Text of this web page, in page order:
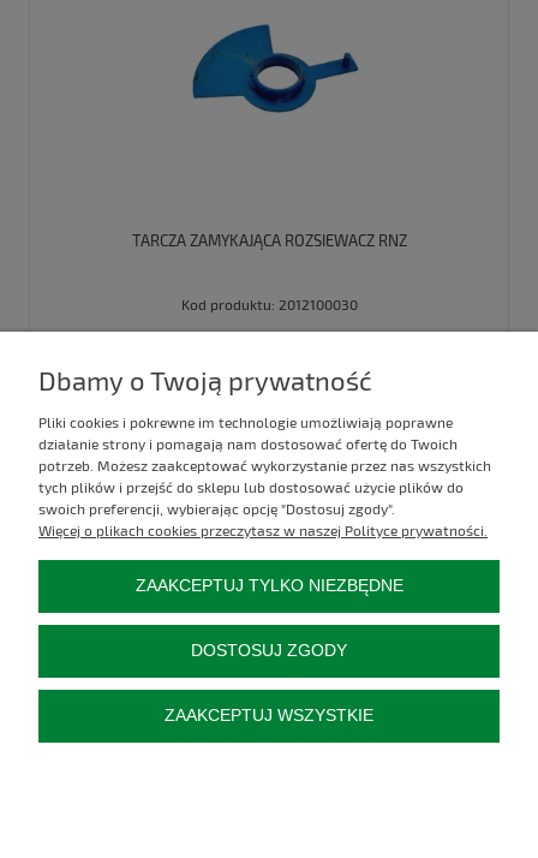
TARCZA ZAMYKAJĄCA ROZSIEWACZ RNZ
Kod produktu: 2012100030
do koszyka
Dbamy o Twoją prywatność
Pliki cookies i pokrewne im technologie umożliwiają poprawne
działanie strony i pomagają nam dostosować ofertę do Twoich
potrzeb. Możesz zaakceptować wykorzystanie przez nas wszystkich
tych plików i przejść do sklepu lub dostosować użycie plików do
swoich preferencji, wybierając opcję "Dostosuj zgody".
Więcej o plikach cookies przeczytasz w naszej Polityce prywatności.
ZAAKCEPTUJ TYLKO NIEZBĘDNE
DOSTOSUJ ZGODY
ZAAKCEPTUJ WSZYSTKIE